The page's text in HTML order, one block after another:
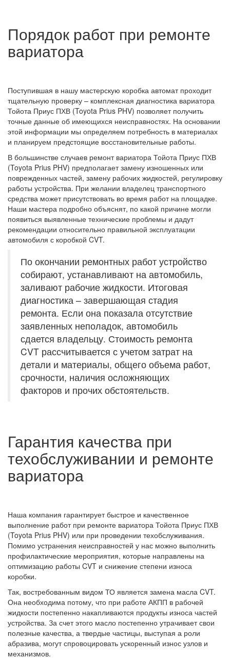
Порядок работ при ремонте
вариатора
Поступившая в нашу мастерскую коробка автомат проходит
тщательную проверку – комплексная диагностика вариатора
Тойота Приус ПХВ (Toyota Prius PHV) позволяет получить
точные данные об имеющихся неисправностях. На основании
этой информации мы определяем потребность в материалах
и планируем предстоящие восстановительные работы.
В большинстве случаев ремонт вариатора Тойота Приус ПХВ
(Toyota Prius PHV) предполагает замену изношенных или
поврежденных частей, замену рабочих жидкостей, регулировку
работы устройства. При желании владелец транспортного
средства может присутствовать во время работ на площадке.
Наши мастера подробно объяснят, по какой причине могли
появиться выявленные технические проблемы и дадут
рекомендации относительно правильной эксплуатации
автомобиля с коробкой CVT.
По окончании ремонтных работ устройство
собирают, устанавливают на автомобиль,
заливают рабочие жидкости. Итоговая
диагностика – завершающая стадия
ремонта. Если она показала отсутствие
заявленных неполадок, автомобиль
сдается владельцу. Стоимость ремонта
CVT рассчитывается с учетом затрат на
детали и материалы, общего объема работ,
срочности, наличия осложняющих
факторов и прочих обстоятельств.
Гарантия качества при
техобслуживании и ремонте
вариатора
Наша компания гарантирует быстрое и качественное
выполнение работ при ремонте вариатора Тойота Приус ПХВ
(Toyota Prius PHV) или при проведении техобслуживания.
Помимо устранения неисправностей у нас можно выполнить
профилактические мероприятия, которые направлены на
оптимизацию работы CVT и снижение степени износа
коробки.
Так, востребованным видом ТО является замена масла CVT.
Она необходима потому, что при работе АКПП в рабочей
жидкости постепенно накапливаются продукты износа частей
устройства. За счет этого масло постепенно утрачивает свои
полезные качества, а твердые частицы, выступая а роли
абразива, могут спровоцировать ускоренный износ узлов и
механизмов.